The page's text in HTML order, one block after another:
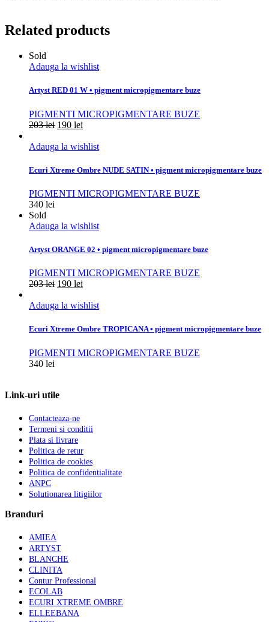
Related products
Sold
Adauga la wishlist
Artyst RED 01 W • pigment micropigmentare buze
PIGMENTI MICROPIGMENTARE BUZE
203lei 190 lei
Adauga la wishlist
Ecuri Xtreme Ombre NUDE SATIN • pigment micropigmentare buze
PIGMENTI MICROPIGMENTARE BUZE
340 lei
Sold
Adauga la wishlist
Artyst ORANGE 02 • pigment micropigmentare buze
PIGMENTI MICROPIGMENTARE BUZE
203lei 190 lei
Adauga la wishlist
Ecuri Xtreme Ombre TROPICANA • pigment micropigmentare buze
PIGMENTI MICROPIGMENTARE BUZE
340 lei
Link-uri utile
Contacteaza-ne
Termeni si conditii
Plata si livrare
Politica de retur
Politica de cookies
Politica de confidentialitate
ANPC
Solutionarea litigiilor
Branduri
AMIEA
ARTYST
BLANCHE
CLINITA
Contur Professional
ECOLAB
ECURI XTREME OMBRE
ELLEEBANA